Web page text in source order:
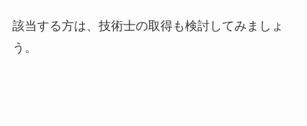
該当する方は、技術士の取得も検討してみましょ
う。